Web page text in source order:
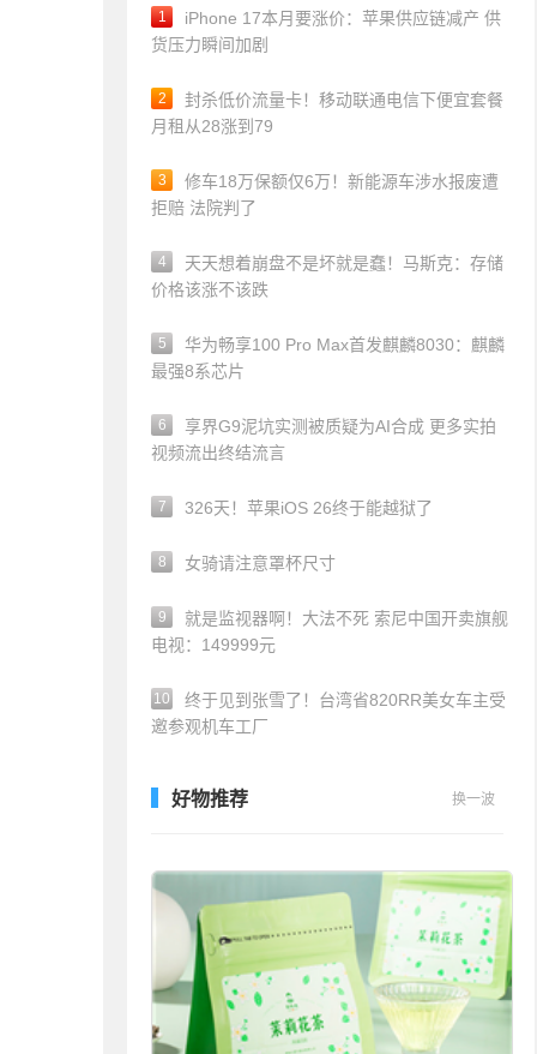
1
iPhone 17本月要涨价：苹果供应链减产 供
货压力瞬间加剧
2
封杀低价流量卡！移动联通电信下便宜套餐
月租从28涨到79
3
修车18万保额仅6万！新能源车涉水报废遭
拒赔 法院判了
4
天天想着崩盘不是坏就是蠢！马斯克：存储
价格该涨不该跌
5
华为畅享100 Pro Max首发麒麟8030：麒麟
最强8系芯片
6
享界G9泥坑实测被质疑为AI合成 更多实拍
视频流出终结流言
7 326天！苹果iOS 26终于能越狱了
8 女骑请注意罩杯尺寸
9
就是监视器啊！大法不死 索尼中国开卖旗舰
电视：149999元
10
终于见到张雪了！台湾省820RR美女车主受
邀参观机车工厂
好物推荐 换一波